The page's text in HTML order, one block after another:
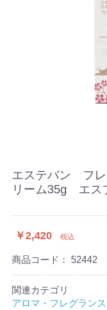
エステバン フレ
リーム35g エス
￥2,420 税込
商品コード： 52442
関連カテゴリ
アロマ・フレグランス